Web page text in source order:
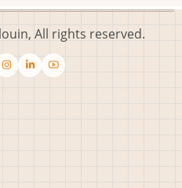
All rights reserved.